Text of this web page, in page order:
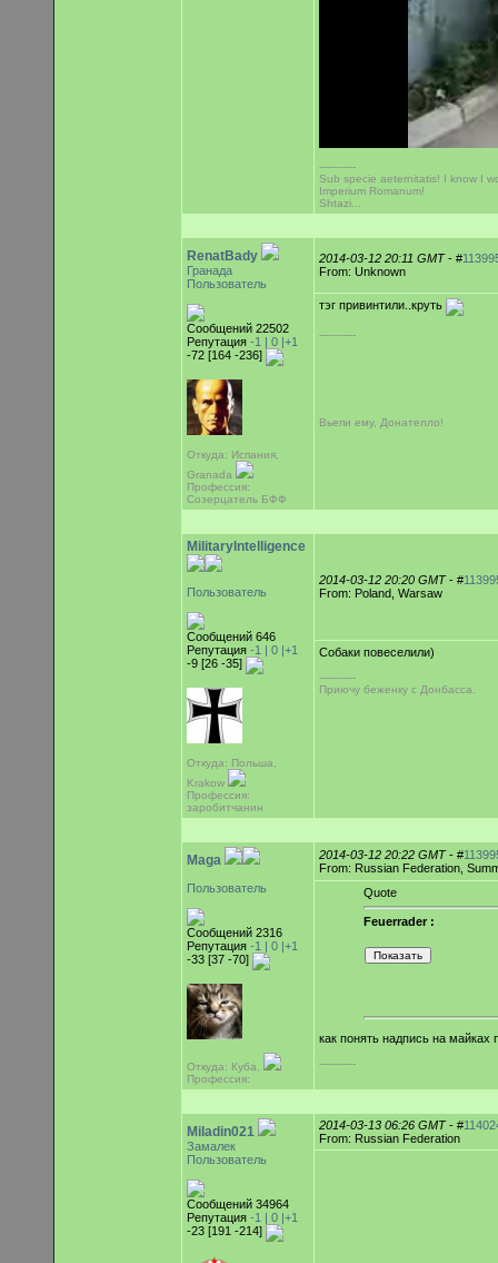
-----------
Sub specie aeternitatis! I know I
Imperium Romanum!
Shtazi...
RenatBady
Гранада
Пользователь
Сообщений 22502
Репутация -1 | 0 |+1
-72 [164 -236]
Откуда: Испания,
Granada
Профессия:
Созерцатель БФФ
2014-03-12 20:11 GMT- #
From: Unknown
тэг привинтили..круть
-----------
Вьепи ему, Донателло!
MilitaryIntelligence
Пользователь
Сообщений 646
Репутация -1 | 0 |+1
-9 [26 -35]
Откуда: Польша,
Krakow
Профессия:
заробитчанин
2014-03-12 20:20 GMT- #
From: Poland, Warsaw
Собаки повеселили)
-----------
Приючу беженку с Донбасса.
Maga
Пользователь
Сообщений 2316
Репутация -1 | 0 |+1
-33 [37 -70]
Откуда: Куба,
Профессия:
2014-03-12 20:22 GMT- #
From: Russian Federation,
Quote
Feuerrader :
как понять надпись на майках
-----------
Miladin021
Замалек
Пользователь
Сообщений 34964
Репутация -1 | 0 |+1
-23 [191 -214]
2014-03-13 06:26 GMT- #
From: Russian Federation